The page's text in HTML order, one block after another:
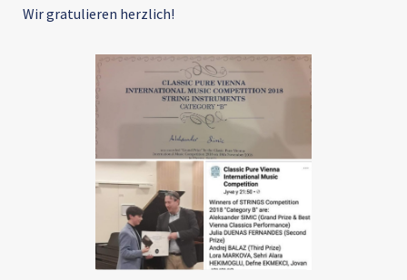
Wir gratulieren herzlich!